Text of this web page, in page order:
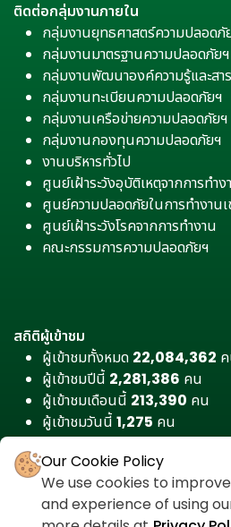
ติดต่อกลุ่มงานภายใน
กลุ่มงานยุทธศาสตร์ความปลอดภั
กลุ่มงานมาตรฐานความปลอดภัยฯ
กลุ่มงานพัฒนาองค์ความรู้และสา
กลุ่มงานทะเบียนความปลอดภัยฯ
กลุ่มงานเครือข่ายความปลอดภัยฯ
กลุ่มงานกองทุนความปลอดภัยฯ
งานบริหารทั่วไป
ศูนย์เฝ้าระวังอุบัติเหตุจากการทำง
ศูนย์ความปลอดภัยในการทำงาน
ศูนย์เฝ้าระวังโรคจากการทำงาน
คณะกรรมการความปลอดภัยฯ
สถิติผู้เข้าชม
ผู้เข้าชมทั้งหมด 22,084,362
ผู้เข้าชมปีนี้ 2,281,386 คน
ผู้เข้าชมเดือนนี้ 213,390 คน
ผู้เข้าชมวันนี้ 1,275 คน
Our Cookie Policy
We use cookies to
and experience of using